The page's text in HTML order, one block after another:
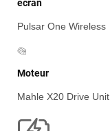
écran
Pulsar One Wireless
Moteur
Mahle X20 Drive Unit